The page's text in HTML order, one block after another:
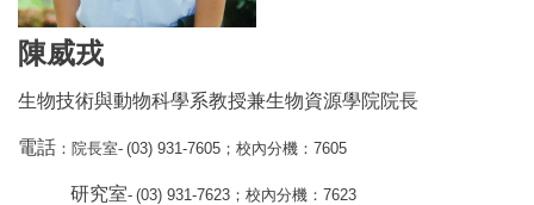
陳威戎
生物技術與動物科學系教授兼生物資源學院院長
電話 ： 院長室- (03) 931-7605 ； 校內分機 ： 7605
研究室- (03) 931-7623 ； 校內分機 ： 7623